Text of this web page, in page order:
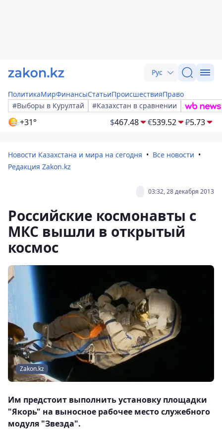
Рус
ПолитикаМирФинансыСтатьиПроисшествияПраво
#Выборы в Курултай
#Казахстан в сравнении
+31° $467.48 €539.52 ₽5.73
Новости Казахстана и мира на сегодня
Все новости
Редакция Zakon.kz
03:32, 28 декабря 2013
Российские космонавты с
МКС вышли в открытый
космос
Zakon.kz
Им предстоит выполнить установку площадки
"Якорь" на выносное рабочее место служебного
модуля "Звезда".